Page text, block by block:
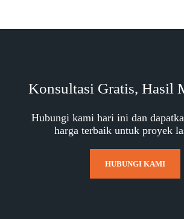
Konsultasi Gratis, Hasil
Hubungi kami hari ini dan
harga terbaik untuk proyek
HUBUNGI KAMI